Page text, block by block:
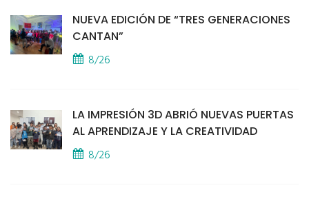
NUEVA EDICIÓN DE “TRES GENERACIONES
CANTAN”
8/26
LA IMPRESIÓN 3D ABRIÓ NUEVAS PUERTAS
AL APRENDIZAJE Y LA CREATIVIDAD
8/26